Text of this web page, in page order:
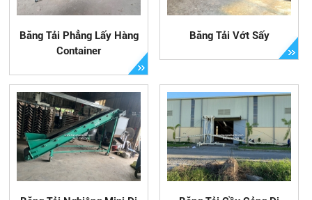
Băng Tải Phẳng Lấy Hàng
Container
Băng Tải Vớt Sấy